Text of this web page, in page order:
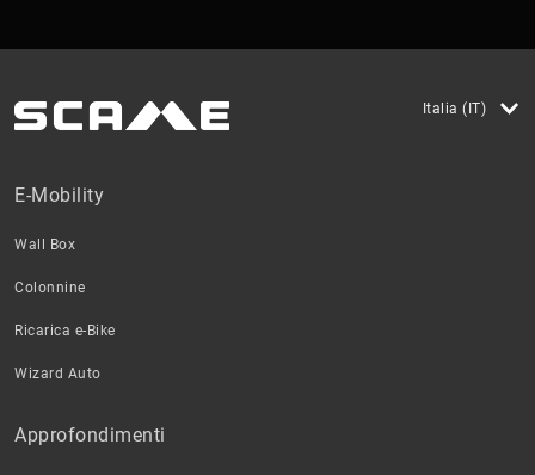
Italia (IT)
E-Mobility
Wall Box
Colonnine
Ricarica e-Bike
Wizard Auto
Approfondimenti